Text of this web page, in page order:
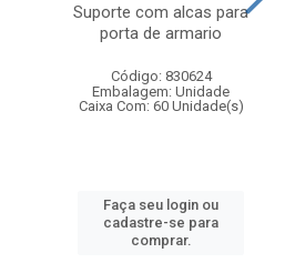
Suporte com alcas para
porta de armario
Código: 830624
Embalagem: Unidade
Caixa Com: 60 Unidade(s)
Faça seu login ou
cadastre-se para
comprar.